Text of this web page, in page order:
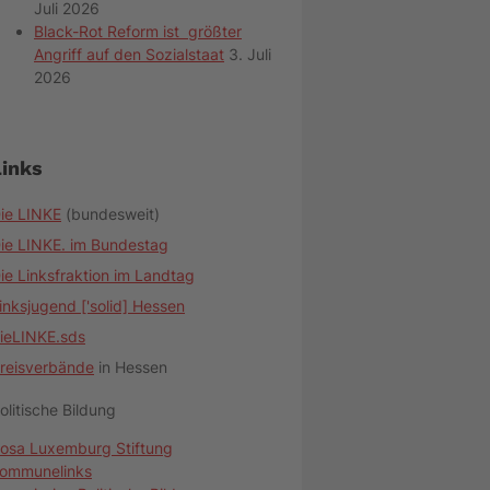
Juli 2026
Black-Rot Reform ist größter
Angriff auf den Sozialstaat 3. Juli
2026
LINKE (bundesweit)
LINKE. im Bundestag
Linksfraktion im Landtag
['solid] Hessen
in Hessen
Bildung
Luxemburg Stiftung